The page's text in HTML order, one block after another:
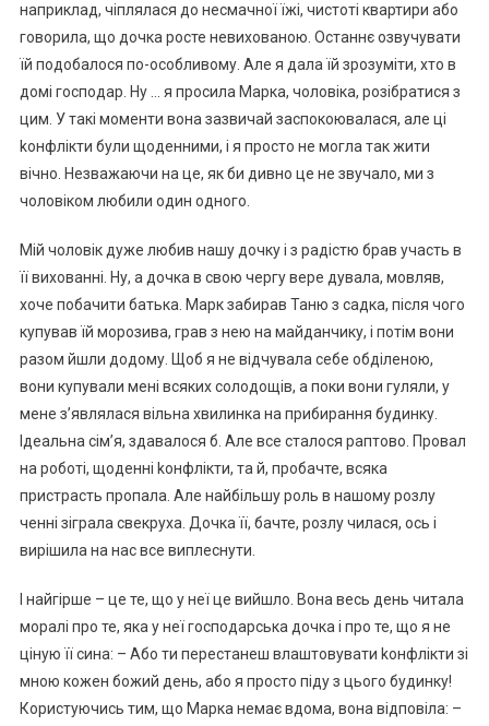
наприклад, чіплялася до несмачної їжі, чистоті квартири або
говорила, що дочка росте невихованою. Останнє озвучувати
їй подобалося по-особливому. Але я дала їй зрозуміти, хто в
домі господар. Ну … я просила Марка, чоловіка, розібратися з
цим. У такі моменти вона зазвичай заспокоювалася, але ці
kонфлікти були щоденними, і я просто не могла так жити
вічно. Незважаючи на це, як би дивно це не звучало, ми з
чоловіком любили один одного.
Мій чоловік дуже любив нашу дочку і з радістю брав участь в
її вихованні. Ну, а дочка в свою чергу вере дувала, мовляв,
хоче побачити батька. Марк забирав Таню з садка, після чого
купував їй морозива, грав з нею на майданчику, і потім вони
разом йшли додому. Щоб я не відчувала себе обділеною,
вони купували мені всяких солодощів, а поки вони гуляли, у
мене з’являлася вільна хвилинка на прибирання будинку.
Ідеальна сім’я, здавалося б. Але все сталося раптово. Провал
на роботі, щоденні kонфлікти, та й, пробачте, всяка
пристрасть пропала. Але найбільшу роль в нашому розлу
ченні зіграла свекруха. Дочка її, бачте, розлу чилася, ось і
вирішила на нас все виплеснути.
І найгірше – це те, що у неї це вийшло. Вона весь день читала
моралі про те, яка у неї господарська дочка і про те, що я не
ціную її сина: – Або ти перестанеш влаштовувати kонфлікти зі
мною кожен божий день, або я просто піду з цього будинку!
Користуючись тим, що Марка немає вдома, вона відповіла: –